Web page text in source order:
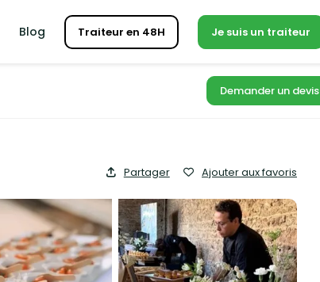
Blog Traiteur en 48H Je suis un traiteur
Demander un devis
Partager Ajouter aux favoris